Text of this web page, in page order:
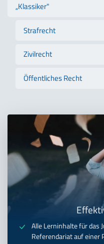
„Klassiker"
Strafrecht
Zivilrecht
Öffentliches Recht
Alle Lerninhalte für das
Referendariat auf einer